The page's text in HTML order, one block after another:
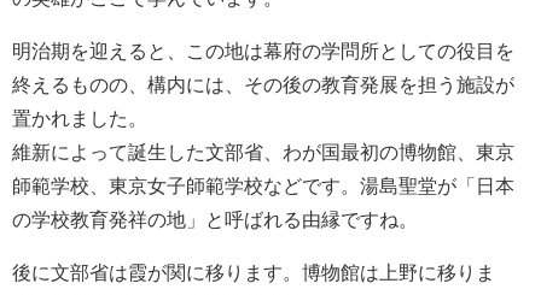
明治期を迎えると、この地は幕府の学問所としての役目を
終えるものの、構内には、その後の教育発展を担う施設が
置かれました。
維新によって誕生した文部省、わが国最初の博物館、東京
師範学校、東京女子師範学校などです。湯島聖堂が「日本
の学校教育発祥の地」と呼ばれる由縁ですね。
後に文部省は霞が関に移ります。博物館は上野に移りま